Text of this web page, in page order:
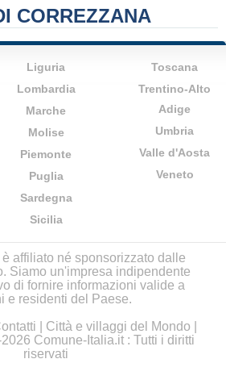
CORREZZANA
Liguria
Lombardia
Marche
Molise
Piemonte
Puglia
Sardegna
Sicilia
Toscana
Trentino-Alto
Adige
Umbria
Valle d'Aosta
Veneto
è affiliato né sponsorizzato dalle
Siamo un'impresa indipendente
di fornire informazioni valide a
e residenti del Paese.
Città e villaggi del Mondo
Comune-Italia.it : Tutti i diritti
riservati